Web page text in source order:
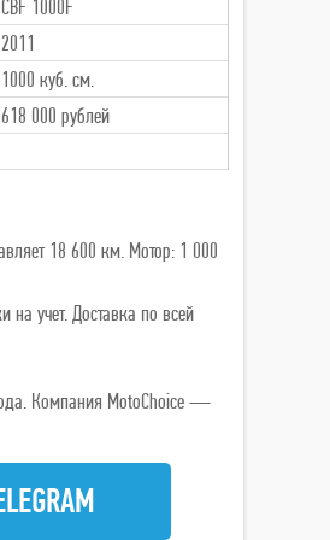
CBF 1000F
2011
1000 куб. см.
618 000 рублей
18 600 км. Мотор: 1 000
на учет. Доставка по всей
Компания MotoChoice —